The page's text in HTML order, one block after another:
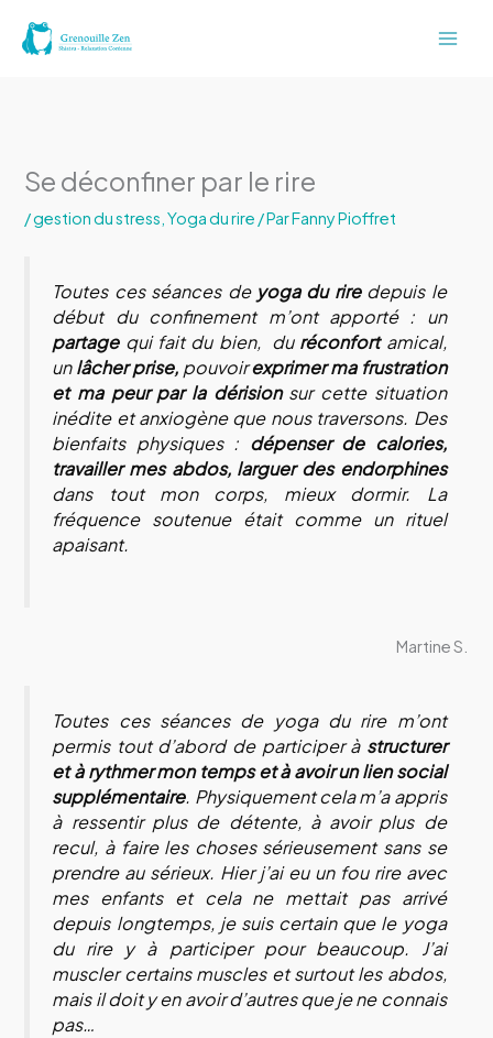
contenu
Se déconfiner par le rire
/gestion du stress,Yoga du rire / ParFanny Pioffret
Toutes ces séances de yoga du riredepuis le
début du confinement m’ont apporté : un
partagequi fait du bien, du réconfortamical,
unlâcher prise,pouvoirexprimer ma frustration
et ma peur par la dérisionsur cette situation
inédite et anxiogène que nous traversons. Des
bienfaits physiques : dépenser de calories,
travailler mes abdos, larguer des endorphines
dans tout mon corps, mieux dormir. La
fréquence soutenue était comme un rituel
apaisant.
Martine S.
Toutes ces séances de yoga du rire m’ont
permis tout d’abord de participer à structurer
et à rythmer mon temps et à avoir un lien social
supplémentaire. Physiquement cela m’a appris
à ressentir plus de détente, à avoir plus de
recul, à faire les choses sérieusement sans se
prendre au sérieux. Hier j’ai eu un fou rire avec
mes enfants et cela ne mettait pas arrivé
depuis longtemps, je suis certain que le yoga
du rire y à participer pour beaucoup. J’ai
muscler certains muscles et surtout les abdos,
mais il doit y en avoir d’autres que je ne connais
pas…